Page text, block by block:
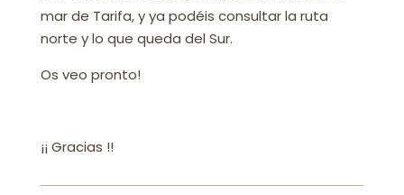
mar de Tarifa, y ya podéis consultar la ruta
norte y lo que queda del Sur.
Os veo pronto!
¡¡ Gracias !!